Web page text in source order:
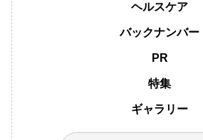
ヘルスケア
バックナンバー
PR
特集
ギャラリー